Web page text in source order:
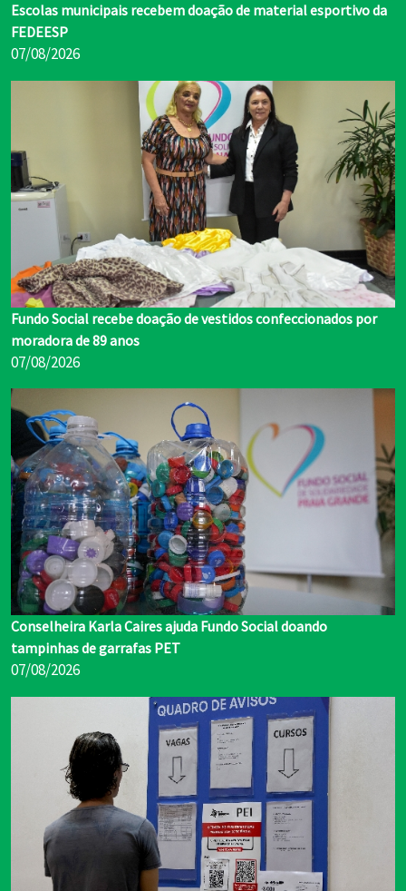
Escolas municipais recebem doação de material esportivo da
FEDEESP
07/08/2026
Fundo Social recebe doação de vestidos confeccionados por
moradora de 89 anos
07/08/2026
Conselheira Karla Caires ajuda Fundo Social doando
tampinhas de garrafas PET
07/08/2026